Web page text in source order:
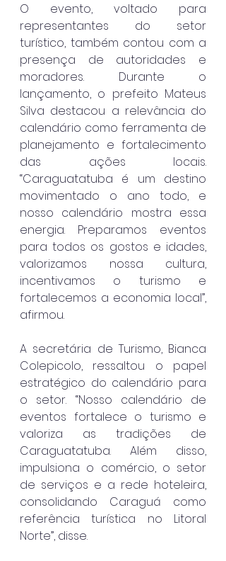
O evento, voltado para
representantes do setor
turístico, também contou com a
presença de autoridades e
moradores. Durante o
lançamento, o prefeito Mateus
Silva destacou a relevância do
calendário como ferramenta de
planejamento e fortalecimento
das ações locais.
“Caraguatatuba é um destino
movimentado o ano todo, e
nosso calendário mostra essa
energia. Preparamos eventos
para todos os gostos e idades,
valorizamos nossa cultura,
incentivamos o turismo e
fortalecemos a economia local”,
afirmou.
A secretária de Turismo, Bianca
Colepicolo, ressaltou o papel
estratégico do calendário para
o setor. “Nosso calendário de
eventos fortalece o turismo e
valoriza as tradições de
Caraguatatuba. Além disso,
impulsiona o comércio, o setor
de serviços e a rede hoteleira,
consolidando Caraguá como
referência turística no Litoral
Norte”, disse.